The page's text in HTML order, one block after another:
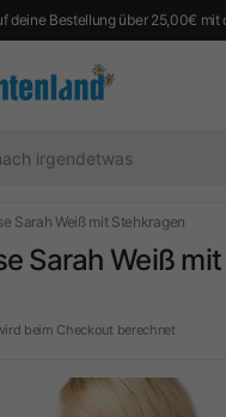
deine Bestellung über 25,00€ mit
Sarah Weiß mit Stehkragen
Sarah Weiß
beim Checkout berechnet